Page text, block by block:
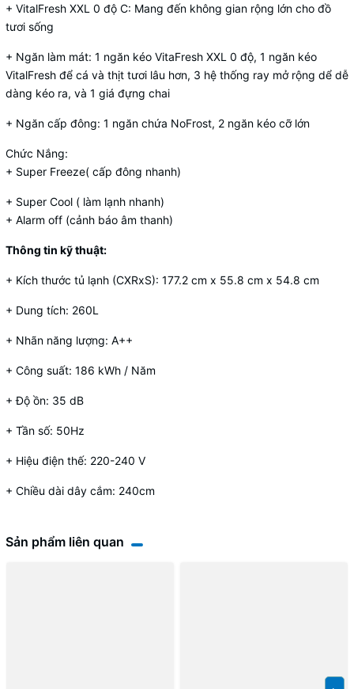
+ VitalFresh XXL 0 độ C: Mang đến không gian rộng lớn cho đồ
tươi sống
+ Ngăn làm mát: 1 ngăn kéo VitaFresh XXL 0 độ, 1 ngăn kéo
VitalFresh để cá và thịt tươi lâu hơn, 3 hệ thống ray mở rộng dể dễ
dàng kéo ra, và 1 giá đựng chai
+ Ngăn cấp đông: 1 ngăn chứa NoFrost, 2 ngăn kéo cỡ lớn
Chức Nắng:
+ Super Freeze( cấp đông nhanh)
+ Super Cool ( làm lạnh nhanh)
+ Alarm off (cảnh báo âm thanh)
Thông tin kỹ thuật:
+ Kích thước tủ lạnh (CXRxS): 177.2 cm x 55.8 cm x 54.8 cm
+ Dung tích: 260L
+ Nhãn năng lượng: A++
+ Công suất: 186 kWh / Năm
+ Độ ồn: 35 dB
+ Tần số: 50Hz
+ Hiệu điện thế: 220-240 V
+ Chiều dài dây cắm: 240cm
Sản phẩm liên quan